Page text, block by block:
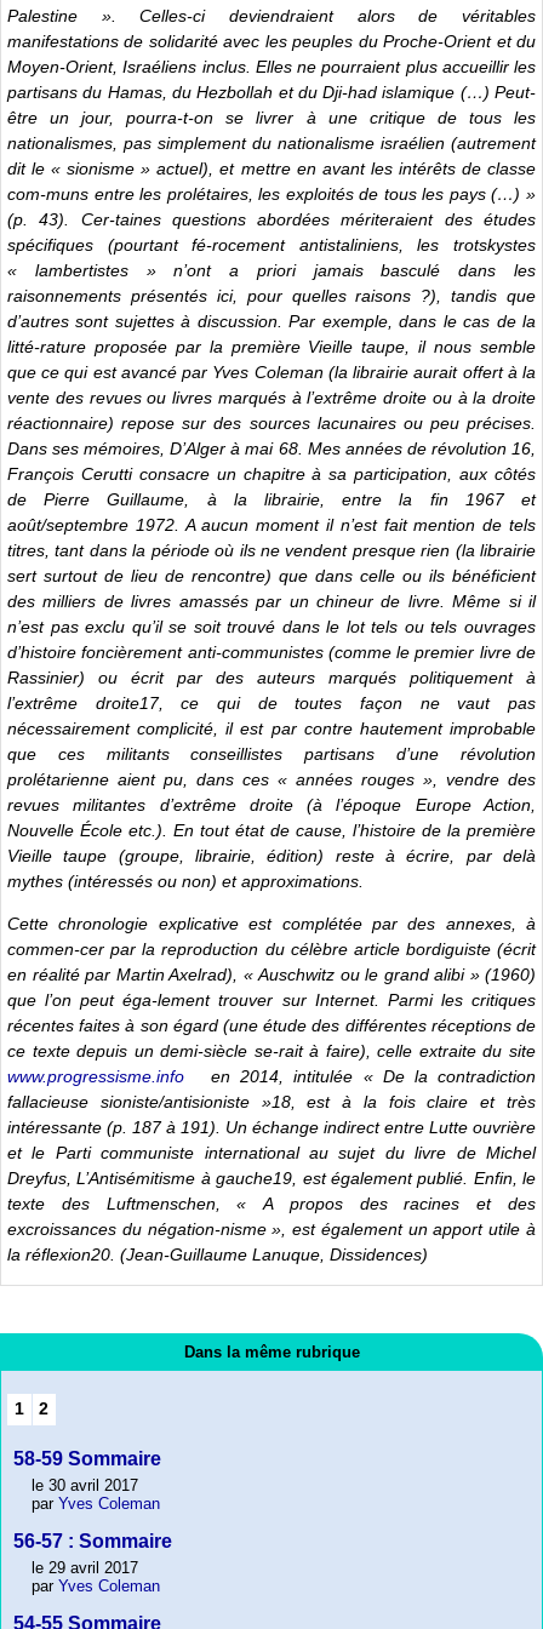
Palestine ». Celles-ci deviendraient alors de véritables
manifestations de solidarité avec les peuples du Proche-Orient et du
Moyen-Orient, Israéliens inclus. Elles ne pourraient plus accueillir les
partisans du Hamas, du Hezbollah et du Dji-had islamique (…) Peut-
être un jour, pourra-t-on se livrer à une critique de tous les
nationalismes, pas simplement du nationalisme israélien (autrement
dit le « sionisme » actuel), et mettre en avant les intérêts de classe
com-muns entre les prolétaires, les exploités de tous les pays (…) »
(p. 43). Cer-taines questions abordées mériteraient des études
spécifiques (pourtant fé-rocement antistaliniens, les trotskystes
« lambertistes » n’ont a priori jamais basculé dans les
raisonnements présentés ici, pour quelles raisons ?), tandis que
d’autres sont sujettes à discussion. Par exemple, dans le cas de la
litté-rature proposée par la première Vieille taupe, il nous semble
que ce qui est avancé par Yves Coleman (la librairie aurait offert à la
vente des revues ou livres marqués à l’extrême droite ou à la droite
réactionnaire) repose sur des sources lacunaires ou peu précises.
Dans ses mémoires, D’Alger à mai 68. Mes années de révolution 16,
François Cerutti consacre un chapitre à sa participation, aux côtés
de Pierre Guillaume, à la librairie, entre la fin 1967 et
août/septembre 1972. A aucun moment il n’est fait mention de tels
titres, tant dans la période où ils ne vendent presque rien (la librairie
sert surtout de lieu de rencontre) que dans celle ou ils bénéficient
des milliers de livres amassés par un chineur de livre. Même si il
n’est pas exclu qu’il se soit trouvé dans le lot tels ou tels ouvrages
d’histoire foncièrement anti-communistes (comme le premier livre de
Rassinier) ou écrit par des auteurs marqués politiquement à
l’extrême droite17, ce qui de toutes façon ne vaut pas
nécessairement complicité, il est par contre hautement improbable
que ces militants conseillistes partisans d’une révolution
prolétarienne aient pu, dans ces « années rouges », vendre des
revues militantes d’extrême droite (à l’époque Europe Action,
Nouvelle École etc.). En tout état de cause, l’histoire de la première
Vieille taupe (groupe, librairie, édition) reste à écrire, par delà
mythes (intéressés ou non) et approximations.
Cette chronologie explicative est complétée par des annexes, à
commen-cer par la reproduction du célèbre article bordiguiste (écrit
en réalité par Martin Axelrad), « Auschwitz ou le grand alibi » (1960)
que l’on peut éga-lement trouver sur Internet. Parmi les critiques
récentes faites à son égard (une étude des différentes réceptions de
ce texte depuis un demi-siècle se-rait à faire), celle extraite du site
www.progressisme.info
en 2014, intitulée « De la contradiction
fallacieuse sioniste/antisioniste »18, est à la fois claire et très
intéressante (p. 187 à 191). Un échange indirect entre Lutte ouvrière
et le Parti communiste international au sujet du livre de Michel
Dreyfus, L’Antisémitisme à gauche19, est également publié. Enfin, le
texte des Luftmenschen, « A propos des racines et des
excroissances du négation-nisme », est également un apport utile à
la réflexion20. (Jean-Guillaume Lanuque, Dissidences)
Dans la même rubrique
1 2
58-59 Sommaire
le 30 avril 2017
par Yves Coleman
56-57 : Sommaire
le 29 avril 2017
par Yves Coleman
54-55 Sommaire